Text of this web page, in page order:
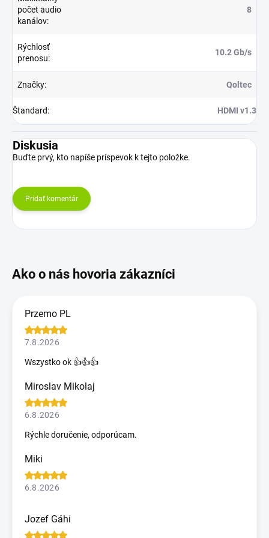
počet audio
kanálov:
8
Rýchlosť
prenosu:
10.2 Gb/s
Značky: Qoltec
Štandard: HDMI v1.3
Diskusia
Buďte prvý, kto napíše príspevok k tejto položke.
Pridať komentár
Przemo PL
7.8.2026
Wszystko ok 👍👍👍
Miroslav Mikolaj
6.8.2026
Rýchle doručenie, odporúcam.
Miki
6.8.2026
Jozef Gáhi